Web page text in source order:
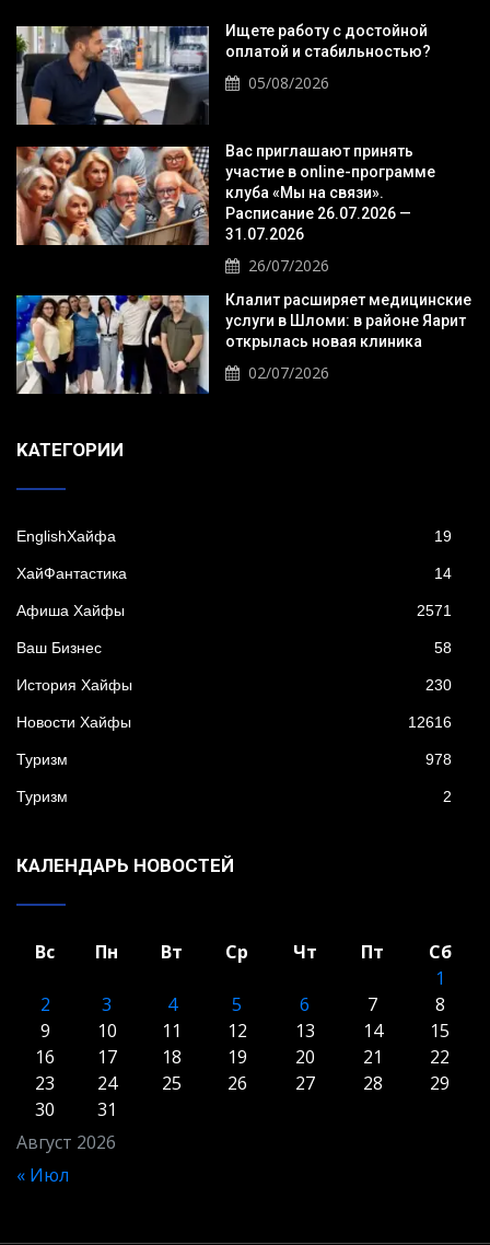
Ищете работу с достойной
оплатой и стабильностью?
05/08/2026
Вас приглашают принять
участие в online-программе
клуба «Мы на связи».
Расписание 26.07.2026 —
31.07.2026
26/07/2026
Клалит расширяет медицинские
услуги в Шломи: в районе Яарит
открылась новая клиника
02/07/2026
KАТЕГОРИИ
EnglishХайфа 19
XайФантастика 14
Афиша Хайфы 2571
Ваш Бизнес 58
История Хайфы 230
Новости Хайфы 12616
Туризм 978
Туризм 2
КАЛЕНДАРЬ НОВОСТЕЙ
Август 2026
Вс Пн Вт Ср Чт Пт
Сб
1
2
3 4 5 6 7
8
9
10 11 12 13 14
15
16
17 18 19 20 21
22
23
24 25 26 27 28
29
30
31
« Июл